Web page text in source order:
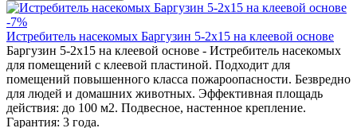
-7%
Истребитель насекомых Баргузин 5-2x15 на клеевой основе
Баргузин 5-2х15 на клеевой основе - Истребитель насекомых
для помещений с клеевой пластиной. Подходит для
помещений повышенного класса пожароопасности. Безвредно
для людей и домашних животных. Эффективная площадь
действия: до 100 м2. Подвесное, настенное крепление.
Гарантия: 3 года.